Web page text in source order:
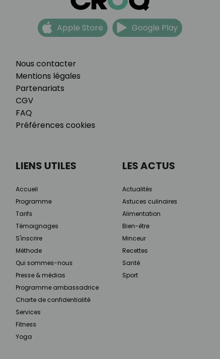
Nous contacter
Mentions légales
Partenariats
CGV
FAQ
Préférences cookies
Apple Store Google Play
LIENS UTILES
Accueil
Programme
Tarifs
Témoignages
S'inscrire
Méthode
Qui sommes-nous
Presse & médias
Programme ambassadrice
Charte de confidentialité
Services
Fitness
Yoga
LES ACTUS
Actualités
Astuces culinaires
Alimentation
Bien-être
Minceur
Recettes
Santé
Sport